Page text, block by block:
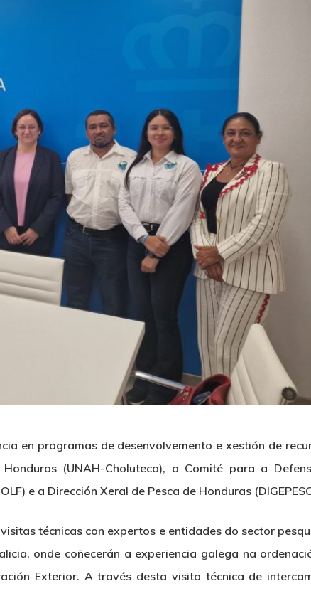
en programas de desenvolvemento e xestión de
(UNAH-Choluteca), o Comité para a
e a Dirección Xeral de Pesca de Honduras
técnicas con expertos e entidades do sector
onde coñecerán a experiencia galega na
Exterior. A través desta visita técnica de